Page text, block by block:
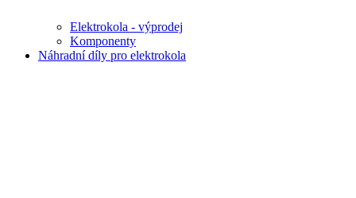
Elektrokola - výprodej
Komponenty
Náhradní díly pro elektrokola